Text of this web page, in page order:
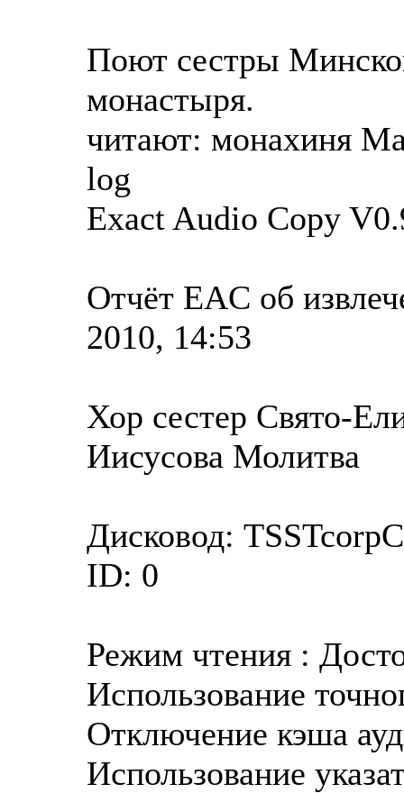
Поют сестры
монастыря.
читают: монахиня
log
Exact Audio Copy
Отчёт EAC об
2010, 14:53
Хор сестер Свято-
Иисусова Молитва
Дисковод:
ID: 0
Режим чтения :
Использование
Отключение кэша
Использование